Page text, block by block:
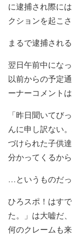
に逮捕され際に
クションを起こ
まるで逮捕され
翌日午前中にな
以前からの予定
ーナーコメント
「昨日聞いてび
んに申し訳ない
づけられた子供
分かってくるか
…というものだっ
ひろスポ！はす
た。」は大嘘だ
何のクレームも